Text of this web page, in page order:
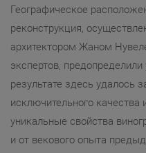
Географическое
реконструкция,
архитектором Жаном
экспертов, предопределили
результате здесь удалось
исключительного
уникальные свойства
и от векового опыта